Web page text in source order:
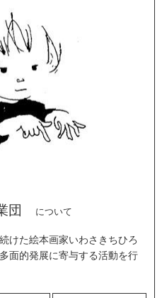
団 について
けた絵本画家いわさきちひろ
面的発展に寄与する活動を行